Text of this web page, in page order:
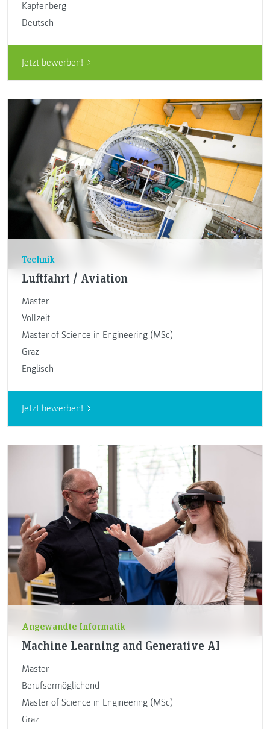
Kapfenberg
Deutsch
Jetzt bewerben!
Technik
Luftfahrt / Aviation
Master
Vollzeit
Master of Science in Engineering (MSc)
Graz
Englisch
Jetzt bewerben!
Angewandte Informatik
Machine Learning and Generative AI
Master
Berufsermöglichend
Master of Science in Engineering (MSc)
Graz